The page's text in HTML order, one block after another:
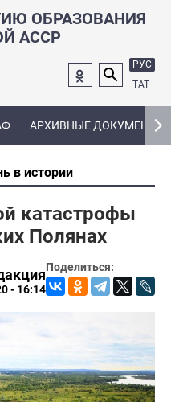
ОБРАЗОВАНИЯ
АССР
РУС
ТАТ
АРХИВНЫЕ ДОКУМЕНТЫ
в истории
катастрофы
Полянах
Поделиться:
- 16:14